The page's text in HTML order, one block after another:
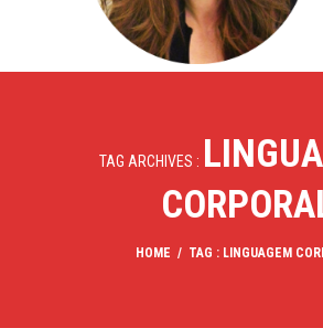
TAG ARCHIVES :
HOME / TAG : LINGUAGEM